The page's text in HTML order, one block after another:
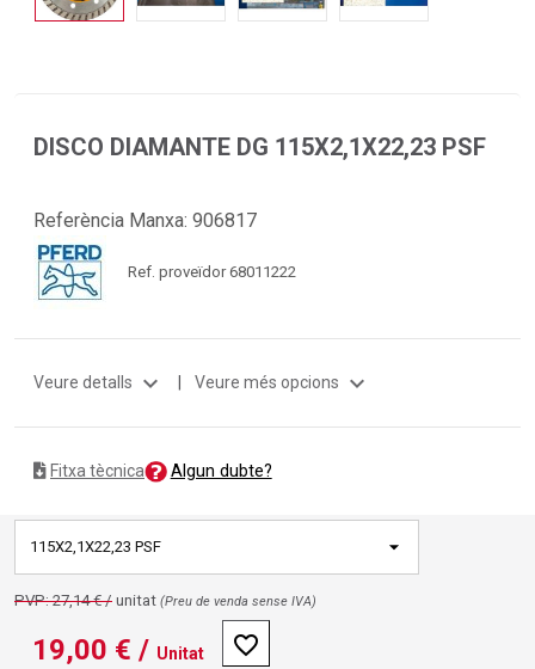
DISCO DIAMANTE DG 115X2,1X22,23 PSF
Referència Manxa: 906817
Ref. proveïdor 68011222
Veure detalls expand_more | Veure més opcions expand_more
Fitxa tècnica Algun dubte?
115X2,1X22,23 PSF
PVP: 27,14 € / unitat (Preu de venda sense IVA)
19,00 € / Unitat favorite_border